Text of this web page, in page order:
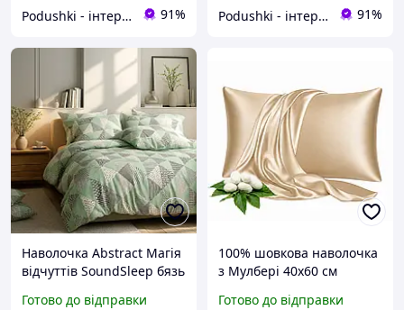
Podushki - інтернет-магазин Подушки 91% Podushki - інтернет-магазин Подушки 91%
Наволочка Abstract Магія
відчуттів SoundSleep бязь
Готово до відправки
100% шовкова наволочка
з Мулбері 40х60 см
Готово до відправки